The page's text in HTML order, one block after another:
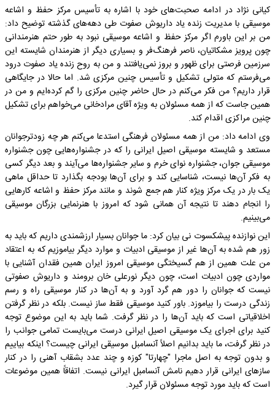
کیانی نژاد در ادامه صحبت‌های خود با اشاره به تأسیس مرکز حفظ و اشاعه
موسیقی با مدیریت زنده یاد داریوش صفوت طی دهه‌های گذشته توضیح داد:
من بر این باورم اگر مرکز حفظ و اشاعه موسیقی نبود به طور حتم هنرمندانی
چون پرویز مشکاتیان، ناصر فرهنگ‌فر و بسیاری دیگر از هنرمندان شایسته این
سرزمین فرصتی برای ظهور و بروز نمی‌یافتند و من به روح زنده یاد صفوت درود
می‌فرستم که متولی تشکیل و تأسیس چنین مرکزی شد. اما حالا در جایگاهی
قرار داریم؟ من فکر می‌کنم در حال حاضر چنین مرکزی را گم کرده‌ایم و من در
همین جاست که از همه مسئولان به ویژه آقای مرادخانی می‌خواهم برای تشکیل
چنین مراکزی اقدام کند.
وی ادامه داد: من از همه مسئولان فرهنگی استدعا می‌کنم هر چه زودترجوانان
مستعد و شایسته موسیقی اصیل ایرانی را که در جشنواره‌هایی چون جشنواره
موسیقی جوان، جشنواره نوای خرم و سایر جشنواره‌ها می‌آیند و بعد دیگر کسی
به فکر آن‌ها نیست، شناسایی کند و برای آن‌ها بودجه بگذارد تا حداقل ماهی
یک بار در یک مرکز ویژه کنار هم جمع شوند و مانند مرکز حفظ و اشاعه کارهایی
را انجام دهند تا نتیجه آن همانی شود که امروز با هنرنمایی بزرگان موسیقی
می‌بینیم.
این نوازنده پیشکسوت نی بیان کرد: ما جوانان بسیار ارزشمندی داریم که باید به
زور هم شده به آن‌ها غیر از موسیقی ادبیات و موارد دیگر بیاموزیم که به اعتقاد
من علت همین از هم گسیختگی موسیقی امروز ایران همین فقدان آشنایی با
مواردی چون ادبیات است، چون دیگر نورعلی خان برومند و داریوش صفوتی
نیست که جوانان را دور هم گرد آورد و به آن‌ها در کنار موسیقی راه و رسم
زندگی درست را بیاموزد. باور کنید موسیقی فقط ساز نیست. بلکه در نظر گرفتن
اخلاقیاتی است که باید آن‌ها را در نظر گرفت. شما باید به این موضوع توجه
کنید برای اجرای یک موسیقی اصیل ایرانی درست می‌بایست تمامی جوانب را
در نظر گرفت، ما باید بدانیم اصلاً آنسامبل موسیقی ایرانی چیست؟ اینکه بیاییم
و بدون توجه به اصل ماجرا "چهارتا" کوزه و چند عدد بشقاب آهنی را در کنار
سازهای ایرانی قرار دهیم نامش آنسامبل ایرانی نیست. اتفاقاً همین موضوعات
است که باید مورد توجه مسئولان قرار گیرد.